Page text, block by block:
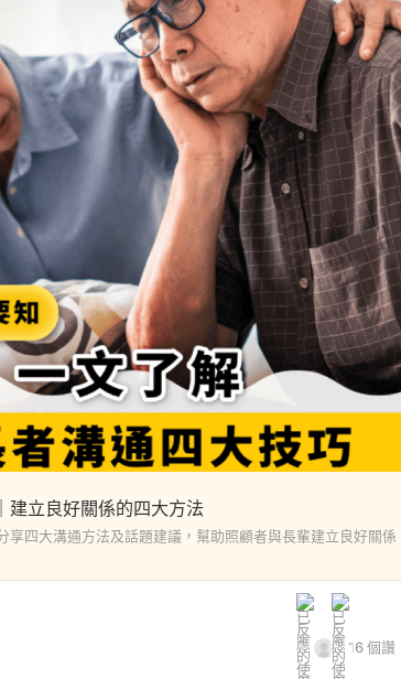
建立良好關係的四大方法
享四大溝通方法及話題建議，幫助照顧者與長輩建立良好關
16 個讚